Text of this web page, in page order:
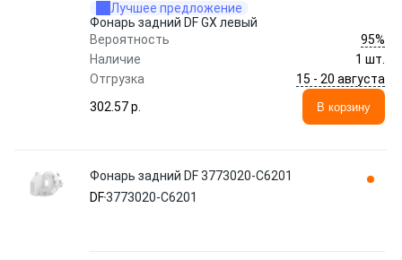
Лучшее предложение
Фонарь задний DF GX левый
Вероятность
95%
Наличие
1 шт.
Отгрузка
15 - 20 августа
302.57 p.
В корзину
Фонарь задний DF 3773020-C6201
DF3773020-C6201